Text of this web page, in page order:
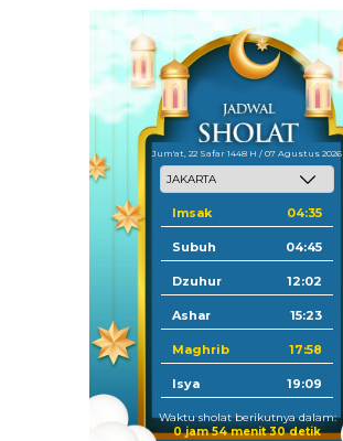
Jum'at, 22 Safar 1448 H / 07 Agustus 2026
Imsak 04:35
Subuh 04:45
Dzuhur 12:02
Ashar 15:23
Maghrib 17:58
Isya 19:09
Waktu sholat berikutnya dalam:
0 jam 54 menit 29 detik